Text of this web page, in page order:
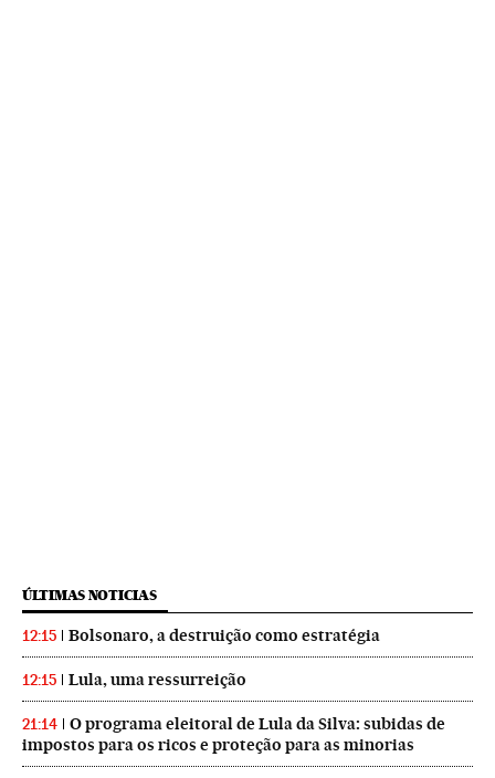
ÚLTIMAS NOTICIAS
12:15 Bolsonaro, a destruição como estratégia
12:15 Lula, uma ressurreição
21:14
O programa eleitoral de Lula da Silva: subidas de
impostos para os ricos e proteção para as minorias